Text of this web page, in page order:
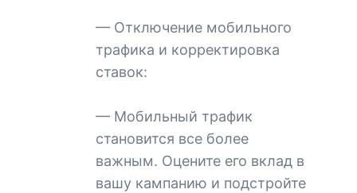
— Отключение мобильного
трафика и корректировка
ставок:
— Мобильный трафик
становится все более
важным. Оцените его вклад в
вашу кампанию и подстройте